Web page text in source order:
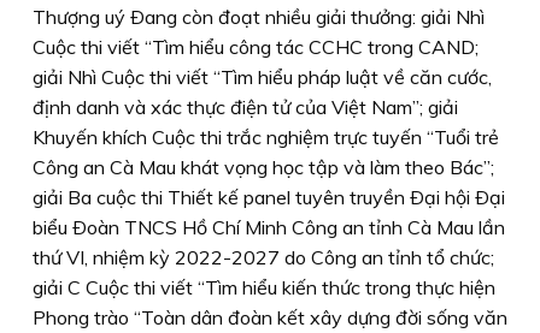
Thượng uý Ðang còn đoạt nhiều giải thưởng: giải Nhì
Cuộc thi viết “Tìm hiểu công tác CCHC trong CAND;
giải Nhì Cuộc thi viết “Tìm hiểu pháp luật về căn cước,
định danh và xác thực điện tử của Việt Nam”; giải
Khuyến khích Cuộc thi trắc nghiệm trực tuyến “Tuổi trẻ
Công an Cà Mau khát vọng học tập và làm theo Bác”;
giải Ba cuộc thi Thiết kế panel tuyên truyền Ðại hội Ðại
biểu Ðoàn TNCS Hồ Chí Minh Công an tỉnh Cà Mau lần
thứ VI, nhiệm kỳ 2022-2027 do Công an tỉnh tổ chức;
giải C Cuộc thi viết “Tìm hiểu kiến thức trong thực hiện
Phong trào “Toàn dân đoàn kết xây dựng đời sống văn